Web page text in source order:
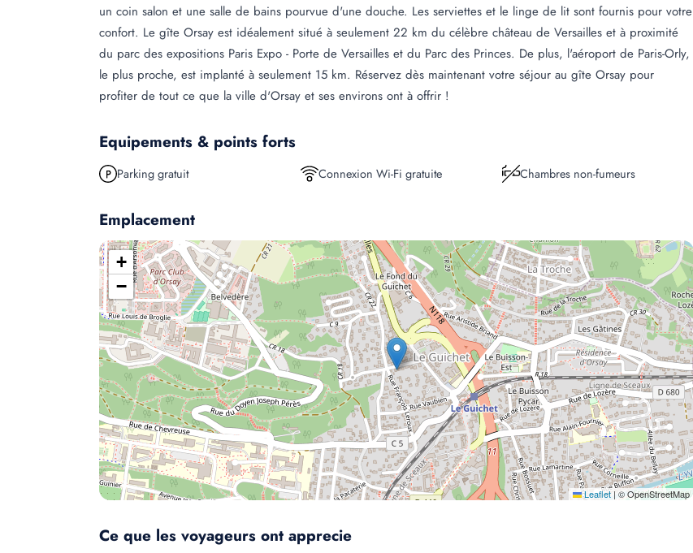
un coin salon et une salle de bains pourvue d'une douche. Les serviettes et le linge de lit sont fournis pour votre
confort. Le gîte Orsay est idéalement situé à seulement 22 km du célèbre château de Versailles et à proximité
du parc des expositions Paris Expo - Porte de Versailles et du Parc des Princes. De plus, l'aéroport de Paris-Orly,
le plus proche, est implanté à seulement 15 km. Réservez dès maintenant votre séjour au gîte Orsay pour
profiter de tout ce que la ville d'Orsay et ses environs ont à offrir !
Equipements & points forts
Parking gratuit Connexion Wi-Fi gratuite Chambres non-fumeurs
Emplacement
+
−
Leaflet | © OpenStreetMap
Ce que les voyageurs ont apprecie